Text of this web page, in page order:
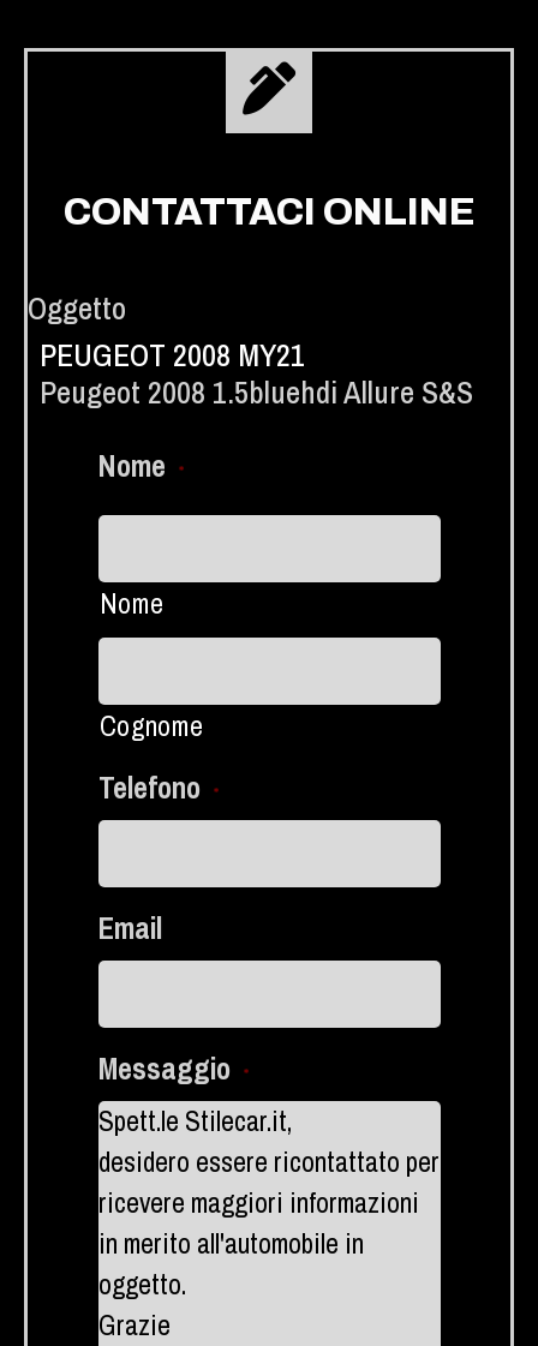
CONTATTACI ONLINE
Oggetto
PEUGEOT 2008 MY21
Peugeot 2008 1.5bluehdi Allure S&s
Nome *
Nome
Cognome
Telefono *
Email
Messaggio *